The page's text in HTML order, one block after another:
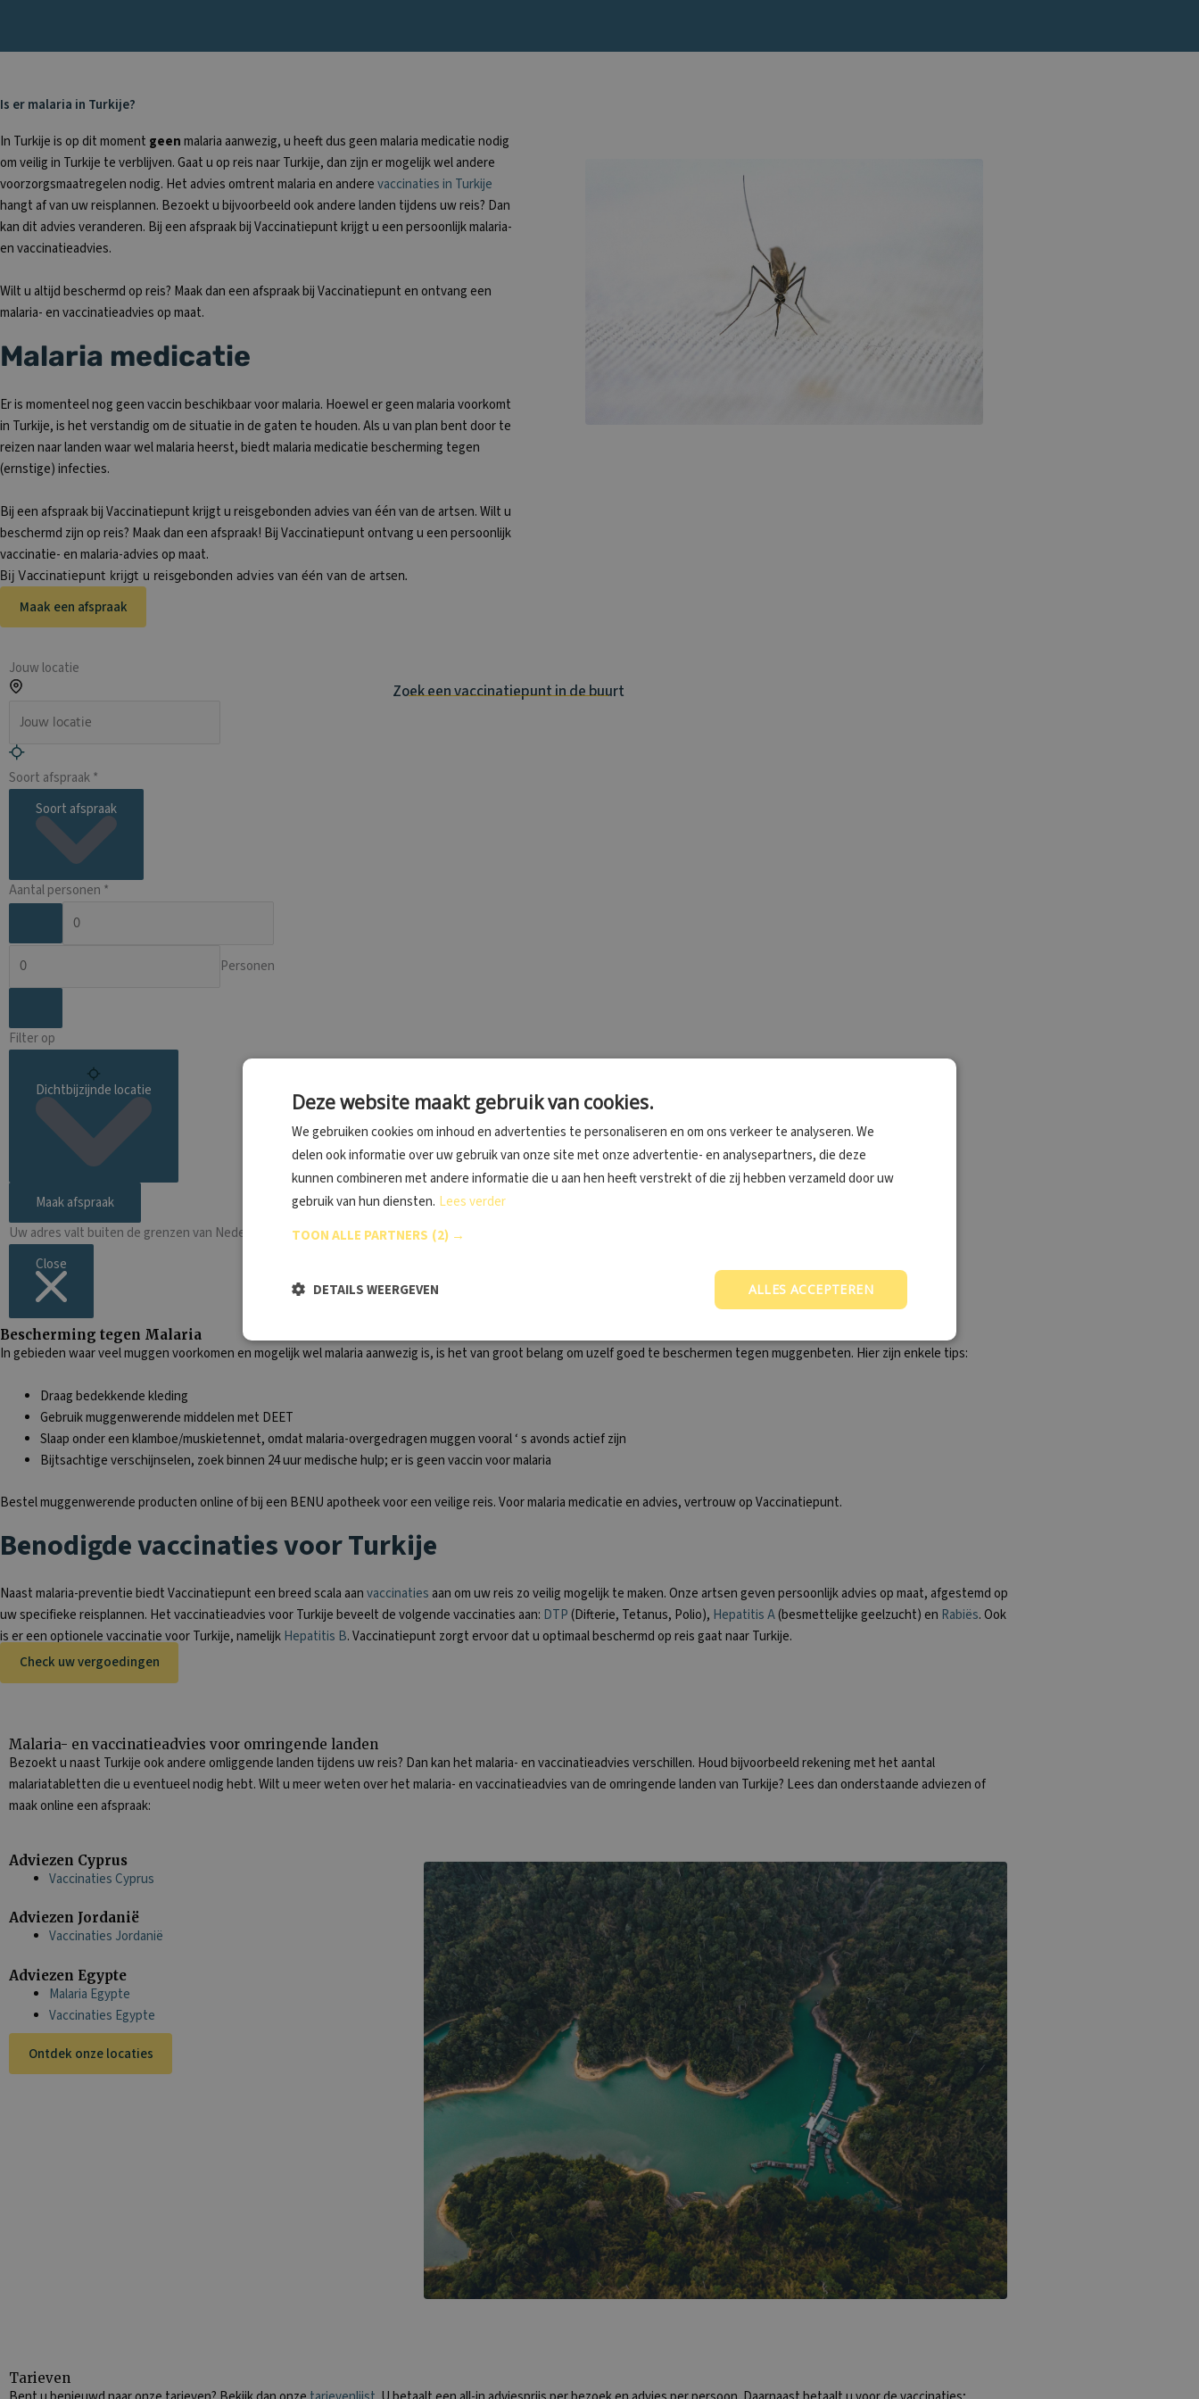
Is er malaria in Turkije?
In Turkije is op dit moment geenmalaria aanwezig, u heeft dus geen malaria medicatie nodig
om veilig in Turkije te verblijven. Gaat u op reis naar Turkije, dan zijn er mogelijk wel andere
voorzorgsmaatregelen nodig. Het advies omtrent malaria en anderevaccinaties in Turkije
hangt af van uw reisplannen. Bezoekt u bijvoorbeeld ook andere landen tijdens uw reis? Dan
kan dit advies veranderen. Bij een afspraak bij Vaccinatiepunt krijgt u een persoonlijk malaria-
en vaccinatieadvies.
Wilt u altijd beschermd op reis? Maak dan een afspraak bij Vaccinatiepunt en ontvang een
malaria- en vaccinatieadvies op maat.
Malaria medicatie
Er is momenteel nog geen vaccin beschikbaar voor malaria. Hoewel er geen malaria voorkomt
in Turkije, is het verstandig om de situatie in de gaten te houden. Als u van plan bent door te
reizen naar landen waar wel malaria heerst, biedt malaria medicatie bescherming tegen
(ernstige) infecties.
Bij een afspraak bij Vaccinatiepunt krijgt u reisgebonden advies van één van de artsen. Wilt u
beschermd zijn op reis? Maak dan een afspraak! Bij Vaccinatiepunt ontvang u een persoonlijk
vaccinatie- en malaria-advies op maat.
Bij Vaccinatiepunt krijgt u reisgebonden advies van één van de artsen.
Maak een afspraak
Zoek een vaccinatiepunt in de buurt
Jouw locatie
Soort afspraak *
Soort afspraak
Aantal personen *
Personen
Filter op
Dichtbijzijnde locatie
Maak afspraak
Uw adres valt buiten de grenzen van Nederland. Voer een locatie in om verder te gaan
Close
Bescherming tegen Malaria
In gebieden waar veel muggen voorkomen en mogelijk wel malaria aanwezig is, is het van groot belang om uzelf goed te beschermen tegen muggenbeten. Hier zijn enkele tips:
Draag bedekkende kleding
Gebruik muggenwerende middelen met DEET
Slaap onder een klamboe/muskietennet, omdat malaria-overgedragen muggen vooral ‘ s avonds actief zijn
Bijtsachtige verschijnselen, zoek binnen 24 uur medische hulp; er is geen vaccin voor malaria
Bestel muggenwerende producten online of bij een BENU apotheek voor een veilige reis. Voor malaria medicatie en advies, vertrouw op Vaccinatiepunt.
Benodigde vaccinaties voor Turkije
Naast malaria-preventie biedt Vaccinatiepunt een breed scala aanvaccinaties aan om uw reis zo veilig mogelijk te maken. Onze artsen geven persoonlijk advies op maat, afgestemd op
uw specifieke reisplannen. Het vaccinatieadvies voor Turkije beveelt de volgende vaccinaties aan: DTP(Difterie, Tetanus, Polio), Hepatitis A(besmettelijke geelzucht) en Rabiës.Ook
is er een optionele vaccinatie voor Turkije, namelijkHepatitis B. Vaccinatiepunt zorgt ervoor dat u optimaal beschermd op reis gaat naar Turkije.
Check uw vergoedingen
Malaria- en vaccinatieadvies voor omringende landen
Bezoekt u naast Turkije ook andere omliggende landen tijdens uw reis? Dan kan het malaria- en vaccinatieadvies verschillen. Houd bijvoorbeeld rekening met het aantal
malariatabletten die u eventueel nodig hebt. Wilt u meer weten over het malaria- en vaccinatieadvies van de omringende landen van Turkije? Lees dan onderstaande adviezen of
maak online een afspraak:
Adviezen Cyprus
Vaccinaties Cyprus
Adviezen Jordanië
Vaccinaties Jordanië
Adviezen Egypte
Malaria Egypte
Vaccinaties Egypte
Ontdek onze locaties
Tarieven
Deze website maakt gebruik van cookies.
We gebruiken cookies om inhoud en advertenties te personaliseren en om ons verkeer te analyseren. We
delen ook informatie over uw gebruik van onze site met onze advertentie- en analysepartners, die deze
kunnen combineren met andere informatie die u aan hen heeft verstrekt of die zij hebben verzameld door uw
gebruik van hun diensten. Lees verder
TOON ALLE PARTNERS (2) →
ALLES ACCEPTEREN
DETAILS WEERGEVEN